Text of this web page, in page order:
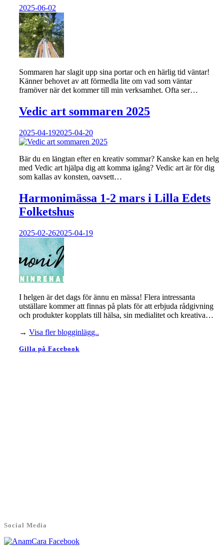
2025-06-02
Sommaren har slagit upp sina portar och en härlig tid väntar!
Känner behovet av att förmedla lite om vad som väntar
framöver när det kommer till min verksamhet. Ofta ser…
Vedic art sommaren 2025
2025-04-192025-04-20
Bär du en längtan efter en kreativ sommar? Kanske kan en helg
med Vedic art hjälpa dig att komma igång? Vedic art är för dig
som kallas av konsten, oavsett…
Harmonimässa 1-2 mars i Lilla Edets
Folketshus
2025-02-262025-04-19
I helgen är det dags för ännu en mässa! Flera intressanta
utställare kommer att finnas på plats för att erbjuda rådgivning
och produkter kopplats till hälsa, sin medialitet och kreativa…
→ Visa fler blogginlägg..
Gilla på Facebook
Social Media